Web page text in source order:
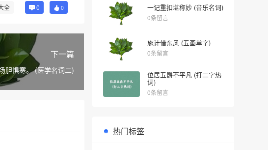
全 0 0
下一篇
胆惧寒。 (医学名词二)
一记重扣堪称妙 (音乐名词)
0条留言
施计借东风 (五画单字)
0条留言
位居五爵不平凡 (打二字热
词)
0条留言
热门标签